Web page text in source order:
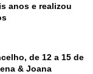
anos e realizou
de 12 a 15 de
& Joana